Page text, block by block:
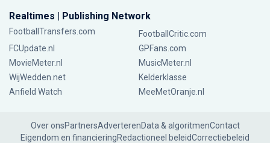
Realtimes | Publishing Network
FootballTransfers.com
FootballCritic.com
FCUpdate.nl
GPFans.com
MovieMeter.nl
MusicMeter.nl
WijWedden.net
Kelderklasse
Anfield Watch
MeeMetOranje.nl
Over onsPartnersAdverterenData & algoritmenContact
Eigendom en financieringRedactioneel beleidCorrectiebeleid